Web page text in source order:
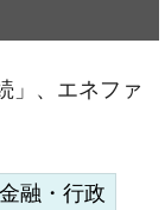
」、エネファ
金融・行政